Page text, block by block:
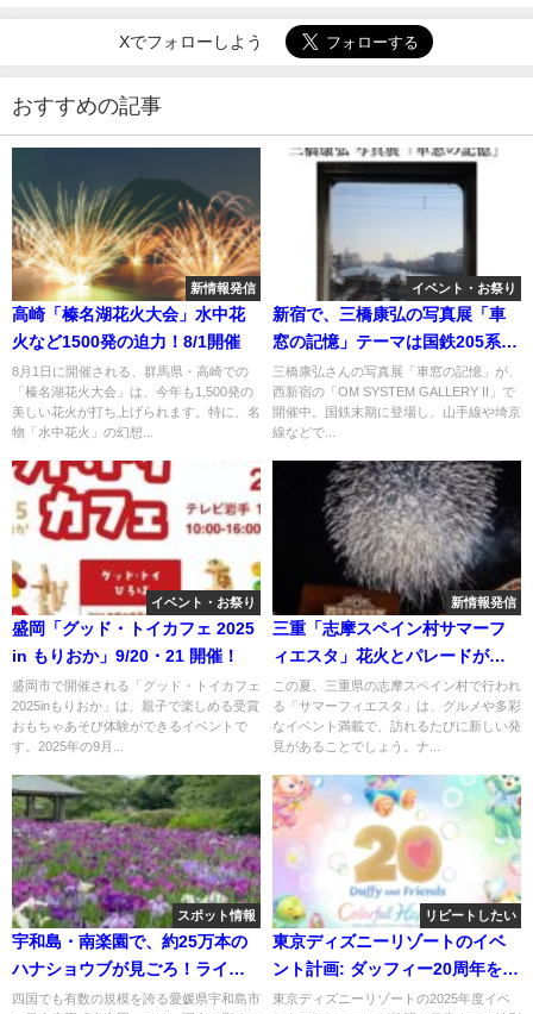
Xでフォローしよう
おすすめの記事
新情報発信
高崎「榛名湖花火大会」水中花
火など1500発の迫力！8/1開催
8月1日に開催される、群馬県・高崎での
「榛名湖花火大会」は、今年も1,500発の
美しい花火が打ち上げられます。特に、名
物「水中花火」の幻想...
イベント・お祭り
新宿で、三橋康弘の写真展「車
窓の記憶」テーマは国鉄205系の
車窓
三橋康弘さんの写真展「車窓の記憶」が、
西新宿の「OM SYSTEM GALLERY II」で
開催中。国鉄末期に登場し、山手線や埼京
線などで...
イベント・お祭り
盛岡「グッド・トイカフェ 2025
in もりおか」9/20・21 開催！
盛岡市で開催される「グッド・トイカフェ
2025inもりおか」は、親子で楽しめる受賞
おもちゃあそび体験ができるイベントで
す。2025年の9月...
新情報発信
三重「志摩スペイン村サマーフ
ィエスタ」花火とパレードが最
高！
この夏、三重県の志摩スペイン村で行われ
る「サマーフィエスタ」は、グルメや多彩
なイベント満載で、訪れるたびに新しい発
見があることでしょう。ナ...
スポット情報
宇和島・南楽園で、約25万本の
ハナショウブが見ごろ！ライト
アップも
四国でも有数の規模を誇る愛媛県宇和島市
リピートしたい
東京ディズニーリゾートのイベ
ント計画: ダッフィー20周年を祝
う特別な瞬間！
東京ディズニーリゾートの2025年度イベ